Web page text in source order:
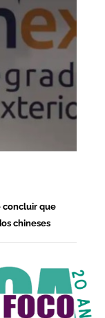
concluir que
chineses